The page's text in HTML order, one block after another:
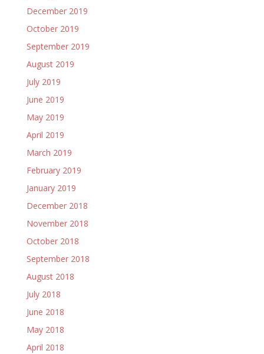
December 2019
October 2019
September 2019
August 2019
July 2019
June 2019
May 2019
April 2019
March 2019
February 2019
January 2019
December 2018
November 2018
October 2018
September 2018
August 2018
July 2018
June 2018
May 2018
April 2018